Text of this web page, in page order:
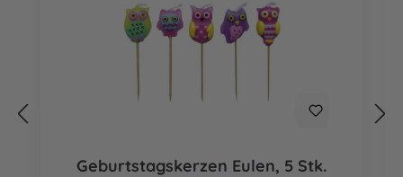
Geburtstagskerzen Eulen, 5 Stk.